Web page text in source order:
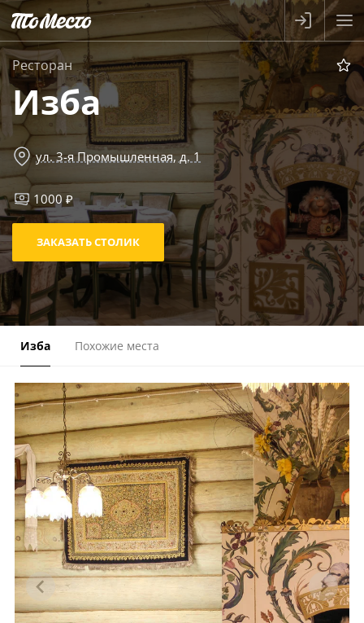
Ресторан
Изба
ул. 3-я Промышленная, д. 1
1000 ₽
ЗАКАЗАТЬ СТОЛИК
Изба Похожие места